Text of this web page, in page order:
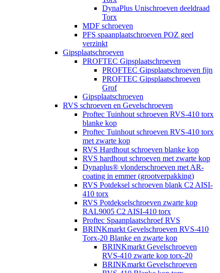
DynaPlus Unischroeven deeldraad
Torx
MDF schroeven
PFS spaanplaatschroeven POZ geel
verzinkt
Gipsplaatschroeven
PROFTEC Gipsplaatschroeven
PROFTEC Gipsplaatschroeven fijn
PROFTEC Gipsplaatschroeven
Grof
Gipsplaatschroeven
RVS schroeven en Gevelschroeven
Proftec Tuinhout schroeven RVS-410 torx
blanke kop
Proftec Tuinhout schroeven RVS-410 torx
met zwarte kop
RVS Hardhout schroeven blanke kop
RVS hardhout schroeven met zwarte kop
Dynaplus® vlonderschroeven met AR-
coating in emmer (grootverpakking)
RVS Potdeksel schroeven blank C2 AISI-
410 torx
RVS Potdekselschroeven zwarte kop
RAL9005 C2 AISI-410 torx
Proftec Spaanplaatschroef RVS
BRINKmarkt Gevelschroeven RVS-410
Torx-20 Blanke en zwarte kop
BRINKmarkt Gevelschroeven
RVS-410 zwarte kop torx-20
BRINKmarkt Gevelschroeven